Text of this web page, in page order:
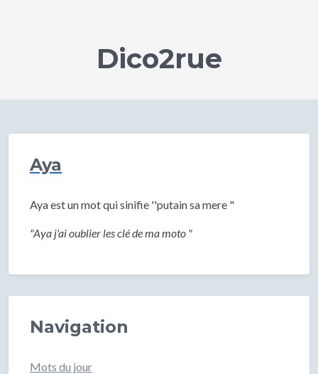
Dico2rue
Aya
Aya est un mot qui sinifie ''putain sa mere "
"Aya j'ai oublier les clé de ma moto "
Navigation
Mots du jour